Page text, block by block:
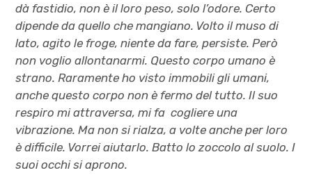
dà fastidio, non è il loro peso, solo l’odore. Certo
dipende da quello che mangiano. Volto il muso di
lato, agito le froge, niente da fare, persiste. Però
non voglio allontanarmi. Questo corpo umano è
strano. Raramente ho visto immobili gli umani,
anche questo corpo non è fermo del tutto. Il suo
respiro mi attraversa, mi fa cogliere una
vibrazione. Ma non si rialza, a volte anche per loro
è difficile. Vorrei aiutarlo. Batto lo zoccolo al suolo. I
suoi occhi si aprono.